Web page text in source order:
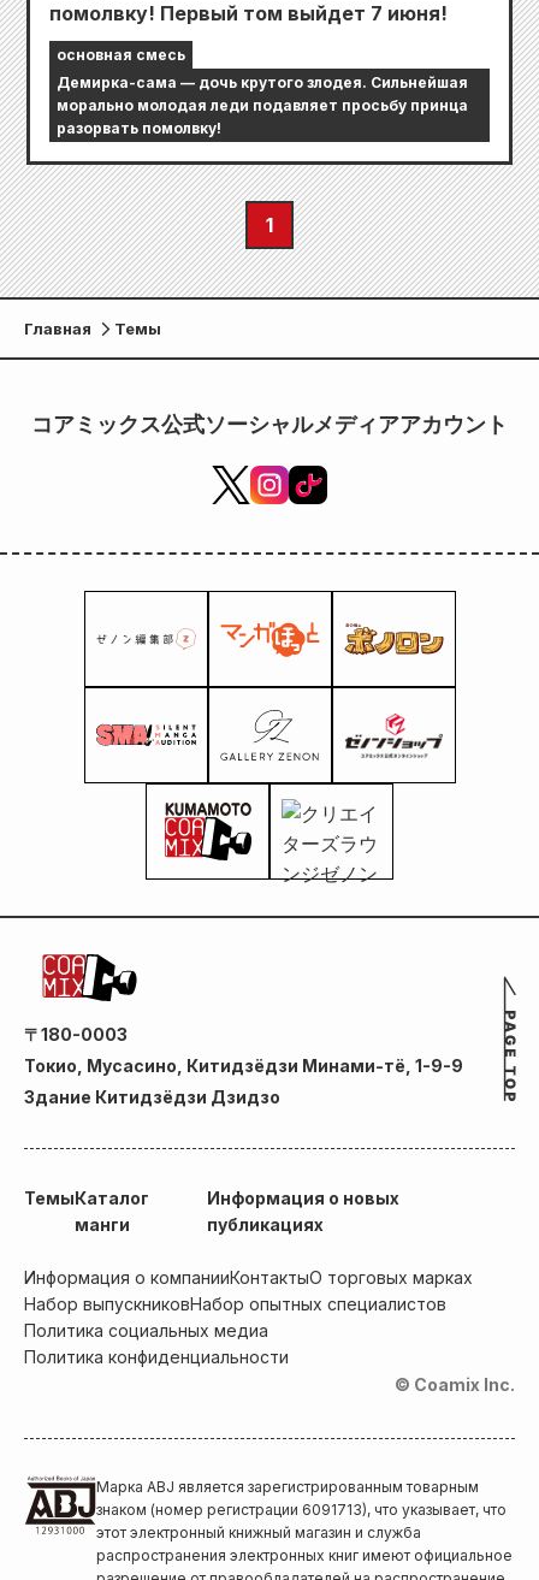
помолвку! Первый том выйдет 7 июня!
основная смесь
Демирка-сама — дочь крутого злодея. Сильнейшая
морально молодая леди подавляет просьбу принца
разорвать помолвку!
1
Главная Темы
コアミックス公式ソーシャルメディアアカウント
〒180-0003
Токио, Мусасино, Китидзёдзи Минами-тё, 1-9-9
Здание Китидзёдзи Дзидзо
ТемыКаталог
манги
Информация о новых
публикациях
Информация о компанииКонтактыО торговых марках
Набор выпускниковНабор опытных специалистов
Политика социальных медиа
Политика конфиденциальности
© Coamix Inc.
Марка ABJ является зарегистрированным товарным
знаком (номер регистрации 6091713), что указывает, что
этот электронный книжный магазин и служба
распространения электронных книг имеют официальное